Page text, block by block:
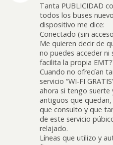
Tanta PUBLICIDAD
todos los buses
dispositivo me dice:
Conectado (sin
Me quieren decir de
no puedes acceder ni
facilita la propia
Cuando no ofrecían
servicio “WI-FI
ahora si tengo suerte
antiguos que
que consulto y que
de este servicio
relajado.
Líneas que utilizo y